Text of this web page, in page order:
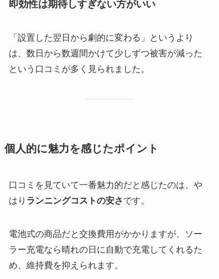
即効性は期待しすぎない方がいい
「設置した翌日から劇的に変わる」というより
は、数日から数週間かけて少しずつ被害が減った
という口コミが多く見られました。
個人的に魅力を感じたポイント
口コミを見ていて一番魅力的だと感じたのは、や
はり ランニングコストの安さ です。
電池式の商品だと交換費用がかかりますが、ソー
ラー充電なら晴れの日に自動で充電してくれるた
め、維持費を抑えられます。